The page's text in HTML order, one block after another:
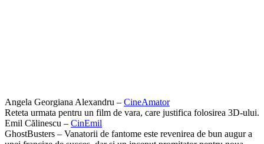
Angela Georgiana Alexandru – CineAmator
Reteta urmata pentru un film de vara, care justifica folosirea 3D-ului.
Emil Călinescu – CinEmil
GhostBusters – Vanatorii de fantome este revenirea de bun augur a